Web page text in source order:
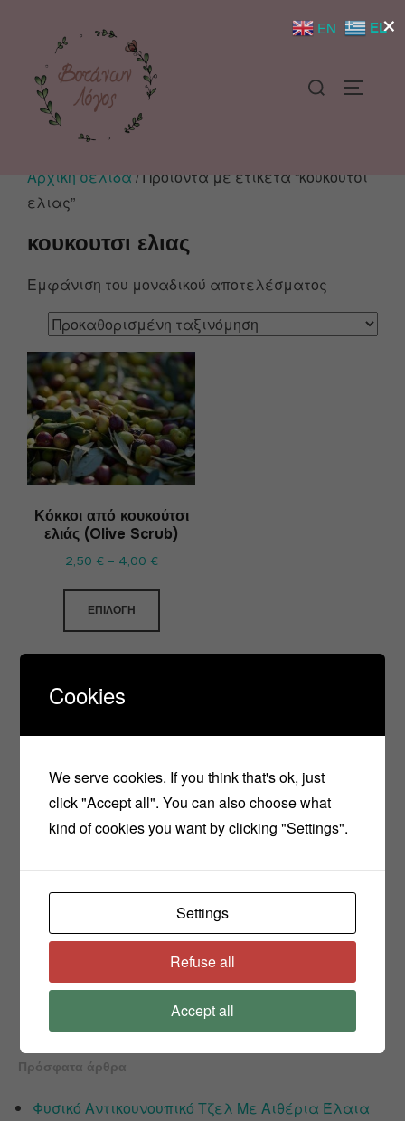
Αρχική σελίδα / Προϊόντα με ετικέτα “κουκουτσι
ελιας”
κουκουτσι ελιας
Εμφάνιση του μοναδικού αποτελέσματος
Κόκκοι από κουκούτσι
ελιάς (Olive Scrub)
2,50 € – 4,00 €
ΕΠΙΛΟΓΉ
Πρόσφατα άρθρα
Φυσικό Αντικουνουπικό Τζελ Με Αιθέρια Έλαια
×
Cookies
We serve cookies. If you think that's ok, just
click "Accept all". You can also choose what
kind of cookies you want by clicking "Settings".
Settings
Refuse all
Accept all
EN EL